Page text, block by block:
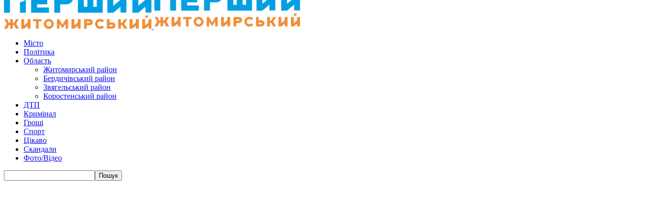
Місто
Політика
Область
Житомирський район
Бердичівський район
Звягельський район
Коростенський район
ДТП
Кримінал
Гроші
Спорт
Цікаво
Скандали
Фото/Відео